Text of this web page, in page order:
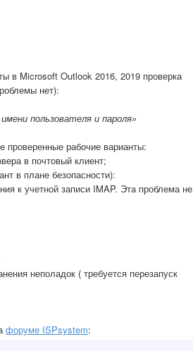
в Microsoft Outlook 2016, 2019 проверка
нет):
пользователя и пароля»
проверенные рабочие варианты:
в почтовый клиент;
в плане безопасности):
к учетной записи IMAP. Эта проблема не
неполадок ( требуется перезапуск
форуме ISPsystem: